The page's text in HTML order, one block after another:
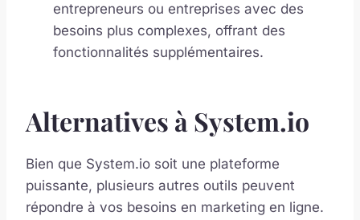
entrepreneurs ou entreprises avec des
besoins plus complexes, offrant des
fonctionnalités supplémentaires.
Alternatives à System.io
Bien que System.io soit une plateforme
puissante, plusieurs autres outils peuvent
répondre à vos besoins en marketing en ligne.